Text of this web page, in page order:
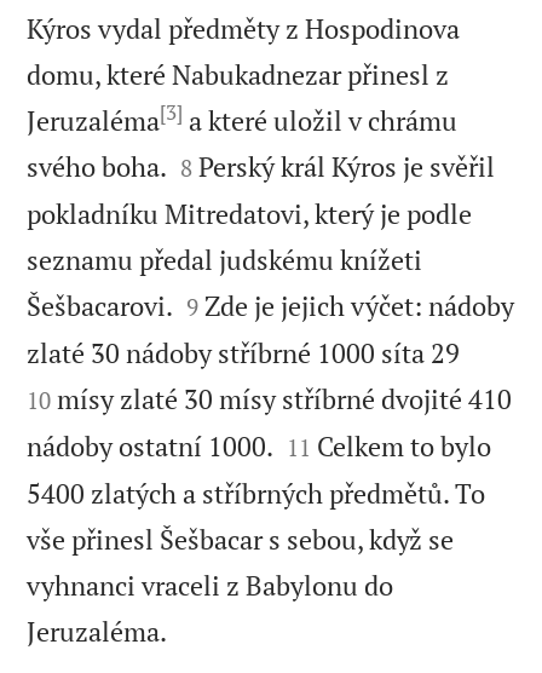
Kýros vydal předměty z Hospodinova
domu, které Nabukadnezar přinesl z
Jeruzaléma[3] a které uložil v chrámu
svého boha. 

8 Perský král Kýros je svěřil
pokladníku Mitredatovi, který je podle
seznamu předal judskému knížeti
Šešbacarovi. 

9 Zde je jejich výčet: nádoby
zlaté 30 nádoby stříbrné 1000 síta 29
10 mísy zlaté 30 mísy stříbrné dvojité 410
nádoby ostatní 1000. 

11 Celkem to bylo
5400 zlatých a stříbrných předmětů. To
vše přinesl Šešbacar s sebou, když se
vyhnanci vraceli z Babylonu do
Jeruzaléma.